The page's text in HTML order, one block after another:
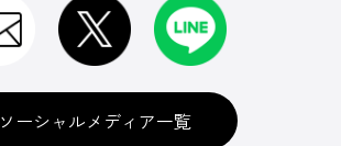
ソーシャルメディア一覧